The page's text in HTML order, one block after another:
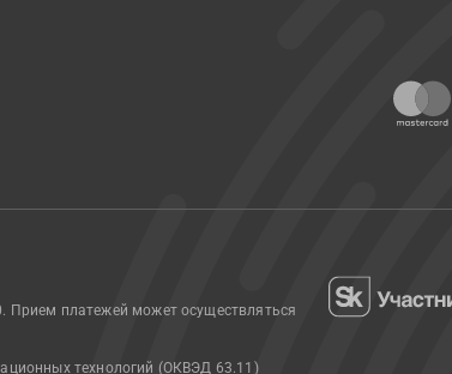
Прием платежей может осуществляться
технологий (ОКВЭД 63.11)